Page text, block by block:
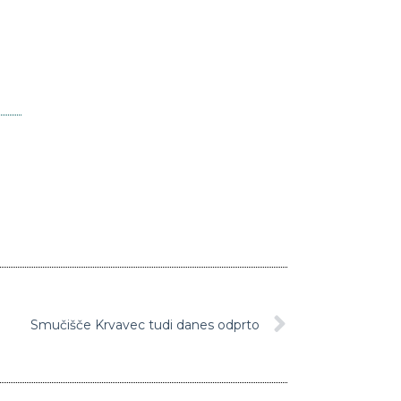
Smučišče Krvavec tudi danes odprto